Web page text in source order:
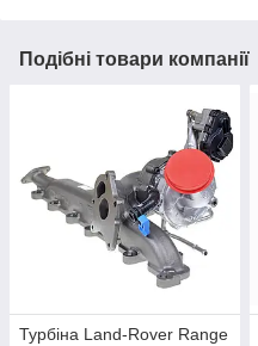
Подібні товари компанії
Турбіна Land-Rover Range